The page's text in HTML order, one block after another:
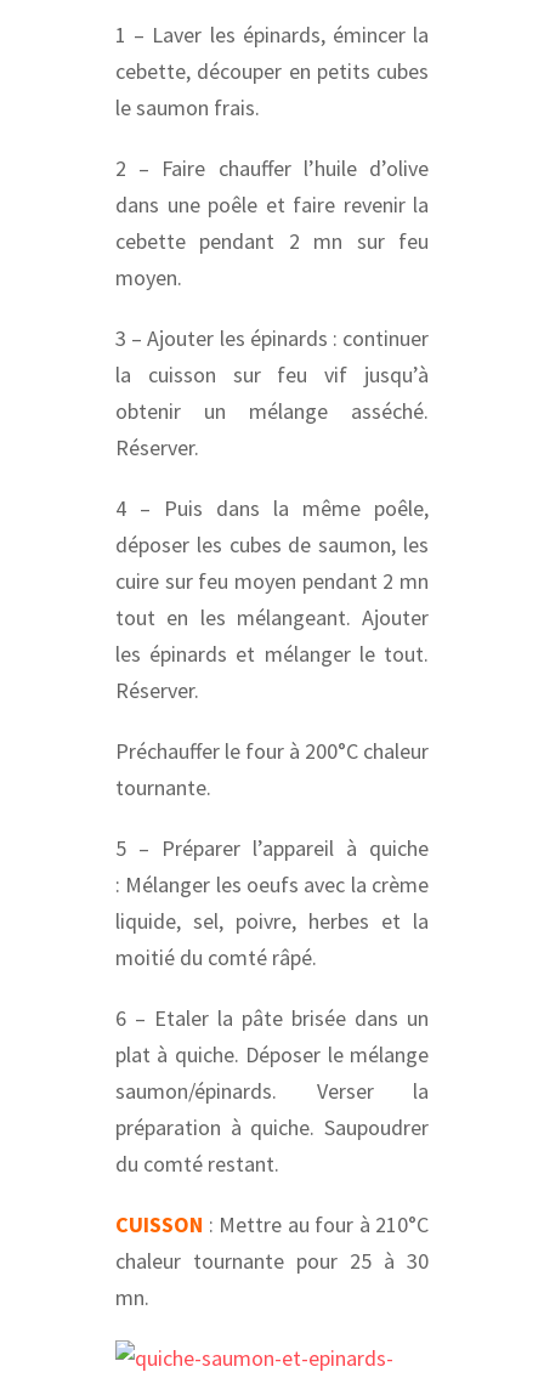
1 – Laver les épinards, émincer la
cebette, découper en petits cubes
le saumon frais.
2 – Faire chauffer l’huile d’olive
dans une poêle et faire revenir la
cebette pendant 2 mn sur feu
moyen.
3 – Ajouter les épinards : continuer
la cuisson sur feu vif jusqu’à
obtenir un mélange asséché.
Réserver.
4 – Puis dans la même poêle,
déposer les cubes de saumon, les
cuire sur feu moyen pendant 2 mn
tout en les mélangeant. Ajouter
les épinards et mélanger le tout.
Réserver.
Préchauffer le four à 200°C chaleur
tournante.
5 – Préparer l’appareil à quiche
: Mélanger les oeufs avec la crème
liquide, sel, poivre, herbes et la
moitié du comté râpé.
6 – Etaler la pâte brisée dans un
plat à quiche. Déposer le mélange
saumon/épinards. Verser la
préparation à quiche. Saupoudrer
du comté restant.
CUISSON : Mettre au four à 210°C
chaleur tournante pour 25 à 30
mn.